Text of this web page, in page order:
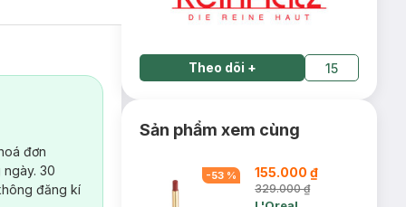
đơn
30
đăng kí
Theo dõi + 15
Sản phẩm xem cùng
-53 % 155.000 ₫
329.000 ₫